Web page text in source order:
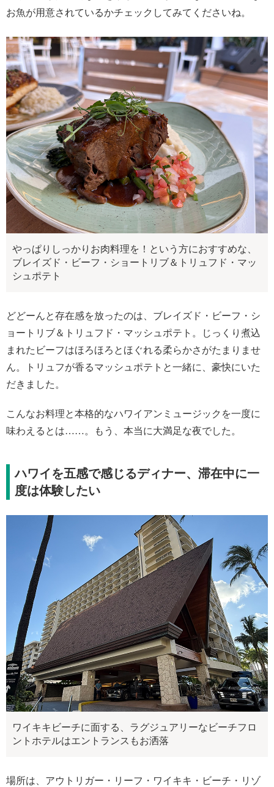
お魚が用意されているかチェックしてみてくださいね。
やっぱりしっかりお肉料理を！という方におすすめな、
ブレイズド・ビーフ・ショートリブ＆トリュフド・マッ
シュポテト
どどーんと存在感を放ったのは、ブレイズド・ビーフ・シ
ョートリブ＆トリュフド・マッシュポテト。じっくり煮込
まれたビーフはほろほろとほぐれる柔らかさがたまりませ
ん。トリュフが香るマッシュポテトと一緒に、豪快にいた
だきました。
こんなお料理と本格的なハワイアンミュージックを一度に
味わえるとは……。もう、本当に大満足な夜でした。
ハワイを五感で感じるディナー、滞在中に一
度は体験したい
ワイキキビーチに面する、ラグジュアリーなビーチフロ
ントホテルはエントランスもお洒落
場所は、アウトリガー・リーフ・ワイキキ・ビーチ・リゾ